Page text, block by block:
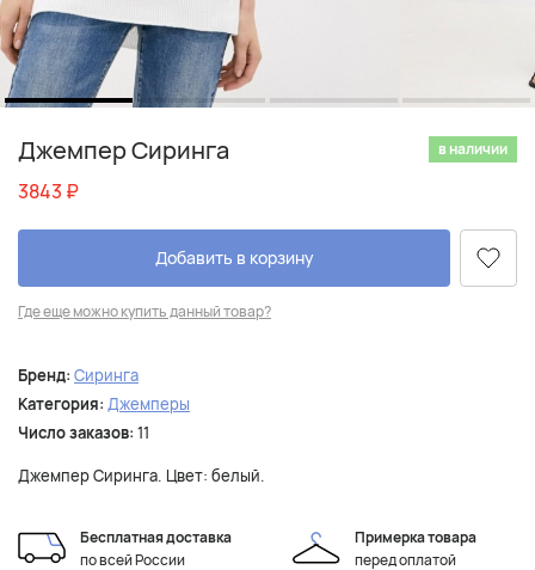
Джемпер Сиринга в наличии
3843 ₽
Добавить в корзину
Где еще можно купить данный товар?
Бренд: Сиринга
Категория: Джемперы
Число заказов: 11
Джемпер Сиринга. Цвет: белый.
Бесплатная доставка
по всей России
Примерка товара
перед оплатой